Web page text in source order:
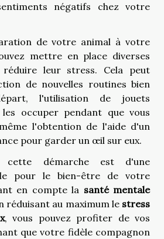
négatifs chez votre
de votre animal à votre
mettre en place diverses
leur stress. Cela peut
de nouvelles routines bien
l'utilisation de jouets
occuper pendant que vous
l'obtention de l'aide d'un
pour garder un œil sur eux.
démarche est d'une
pour le bien-être de votre
en compte la santé mentale
réduisant au maximum le stress
, vous pouvez profiter de vos
que votre fidèle compagnon